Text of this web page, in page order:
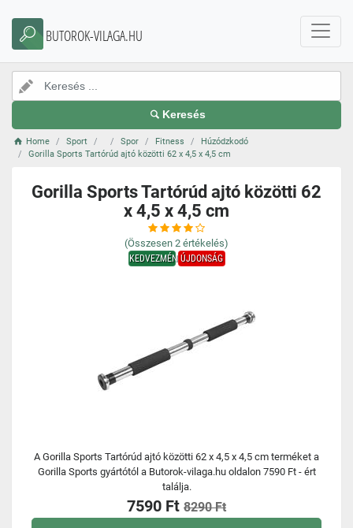
BUTOROK-VILAGA.HU
Keresés
Home Sport Spor Fitness
Húzódzkodó
Gorilla Sports Tartórúd ajtó közötti 62 x 4,5 x 4,5 cm
Gorilla Sports Tartórúd ajtó közötti 62
x 4,5 x 4,5 cm
(Összesen 2 értékelés)
KEDVEZMÉNYÚJDONSÁG
A Gorilla Sports Tartórúd ajtó közötti 62 x 4,5 x 4,5 cm terméket a
Gorilla Sports gyártótól a Butorok-vilaga.hu oldalon 7590 Ft - ért
találja.
7590 Ft 8290 Ft